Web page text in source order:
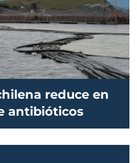
reduce en
antibióticos